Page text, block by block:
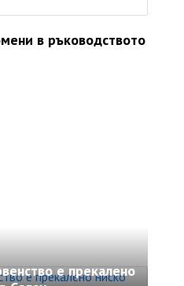
в ръководството
е прекалено